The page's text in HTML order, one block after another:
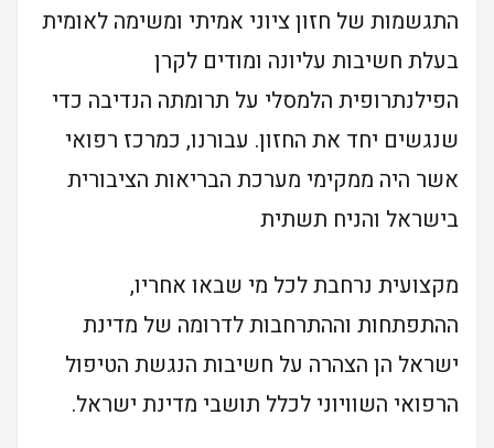
התגשמות של חזון ציוני אמיתי ומשימה לאומית
בעלת חשיבות עליונה ומודים לקרן
הפילנתרופית הלמסלי על תרומתה הנדיבה כדי
שנגשים יחד את החזון. עבורנו, כמרכז רפואי
אשר היה ממקימי מערכת הבריאות הציבורית
בישראל והניח תשתית
מקצועית נרחבת לכל מי שבאו אחריו,
ההתפתחות וההתרחבות לדרומה של מדינת
ישראל הן הצהרה על חשיבות הנגשת הטיפול
הרפואי השוויוני לכלל תושבי מדינת ישראל.